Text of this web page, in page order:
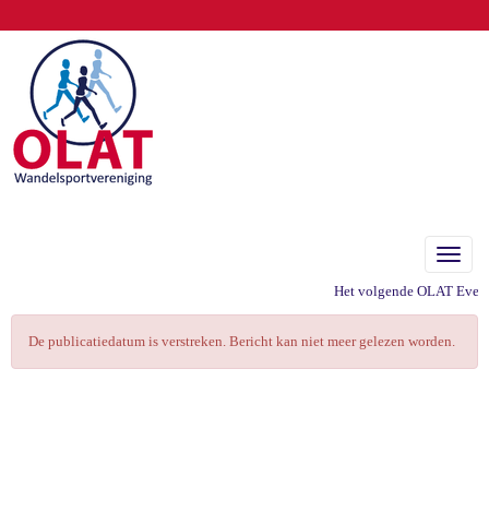
Het volgende OLAT
De publicatiedatum is verstreken. Bericht kan niet meer gelezen worden.